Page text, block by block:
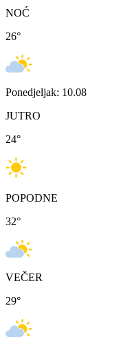
NOĆ
26°
Ponedjeljak: 10.08
JUTRO
24°
POPODNE
32°
VEČER
29°